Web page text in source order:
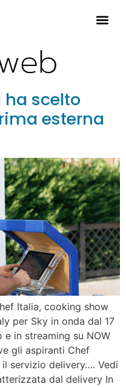
ha scelto
esterna
Italia, cooking show
per Sky in onda dal 17
e in streaming su NOW
gli aspiranti Chef
servizio delivery…. Vedi
dal delivery In